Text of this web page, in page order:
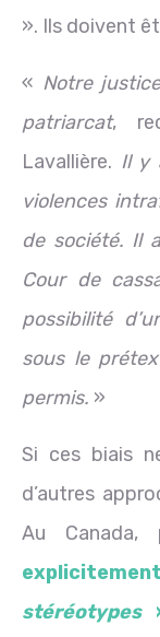
». Ils doivent
« Notre
patriarcat,
Lavallière. Il y
violences
de société. Il
Cour de
possibilité
sous le
permis. »
Si ces biais
d’autres
Au Canada,
stéréotypes